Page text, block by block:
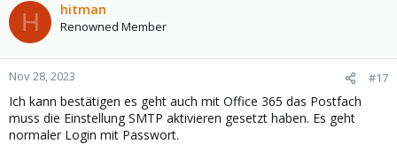
H hitman
Renowned Member
Nov 28, 2023 #17
Ich kann bestätigen es geht auch mit Office 365 das Postfach
muss die Einstellung SMTP aktivieren gesetzt haben. Es geht
normaler Login mit Passwort.